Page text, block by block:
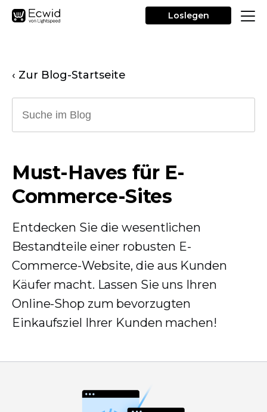
Loslegen
‹ Zur Blog-Startseite
Must-Haves für E-
Commerce-Sites
Entdecken Sie die wesentlichen
Bestandteile einer robusten E-
Commerce-Website, die aus Kunden
Käufer macht. Lassen Sie uns Ihren
Online-Shop zum bevorzugten
Einkaufsziel Ihrer Kunden machen!